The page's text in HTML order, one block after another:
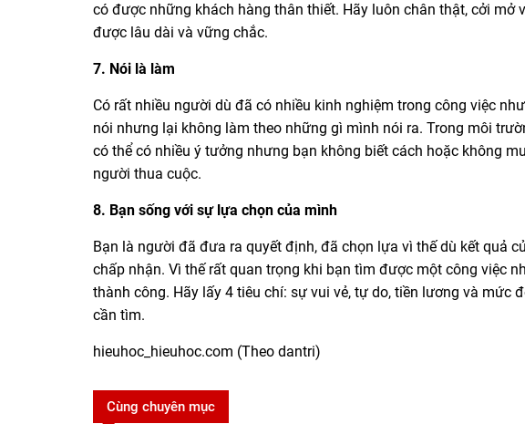
có được những khách hàng thân thiết. Hãy luôn chân thật, cởi
được lâu dài và vững chắc.
7. Nói là làm
Có rất nhiều người dù đã có nhiều kinh nghiệm trong công việc
nói nhưng lại không làm theo những gì mình nói ra. Trong môi
có thể có nhiều ý tưởng nhưng bạn không biết cách hoặc không
người thua cuộc.
8. Bạn sống với sự lựa chọn của mình
Bạn là người đã đưa ra quyết định, đã chọn lựa vì thế dù kết quả
chấp nhận. Vì thế rất quan trọng khi bạn tìm được một công việc
thành công. Hãy lấy 4 tiêu chí: sự vui vẻ, tự do, tiền lương và mức
cần tìm.
hieuhoc_hieuhoc.com (Theo dantri)
Cùng chuyên mục